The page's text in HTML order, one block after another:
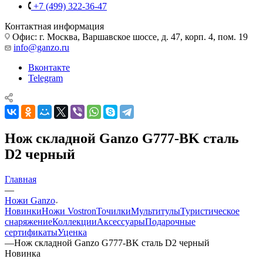
+7 (499) 322-36-47
Контактная информация
Офис: г. Москва, Варшавское шоссе, д. 47, корп. 4, пом. 19
info@ganzo.ru
Вконтакте
Telegram
Нож складной Ganzo G777-BK сталь
D2 черный
Главная
—
Ножи Ganzo
НовинкиНожи VostronТочилкиМультитулыТуристическое
снаряжениеКоллекцииАксессуарыПодарочные
сертификатыУценка
—Нож складной Ganzo G777-BK сталь D2 черный
Новинка